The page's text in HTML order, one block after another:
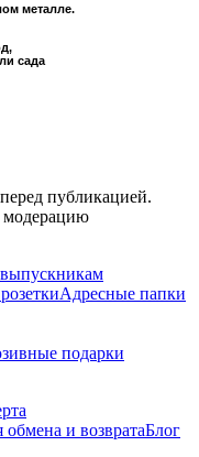
металле.
сада
публикацией.
модерацию
Адресные папки
подарки
обмена и возвратаБлог